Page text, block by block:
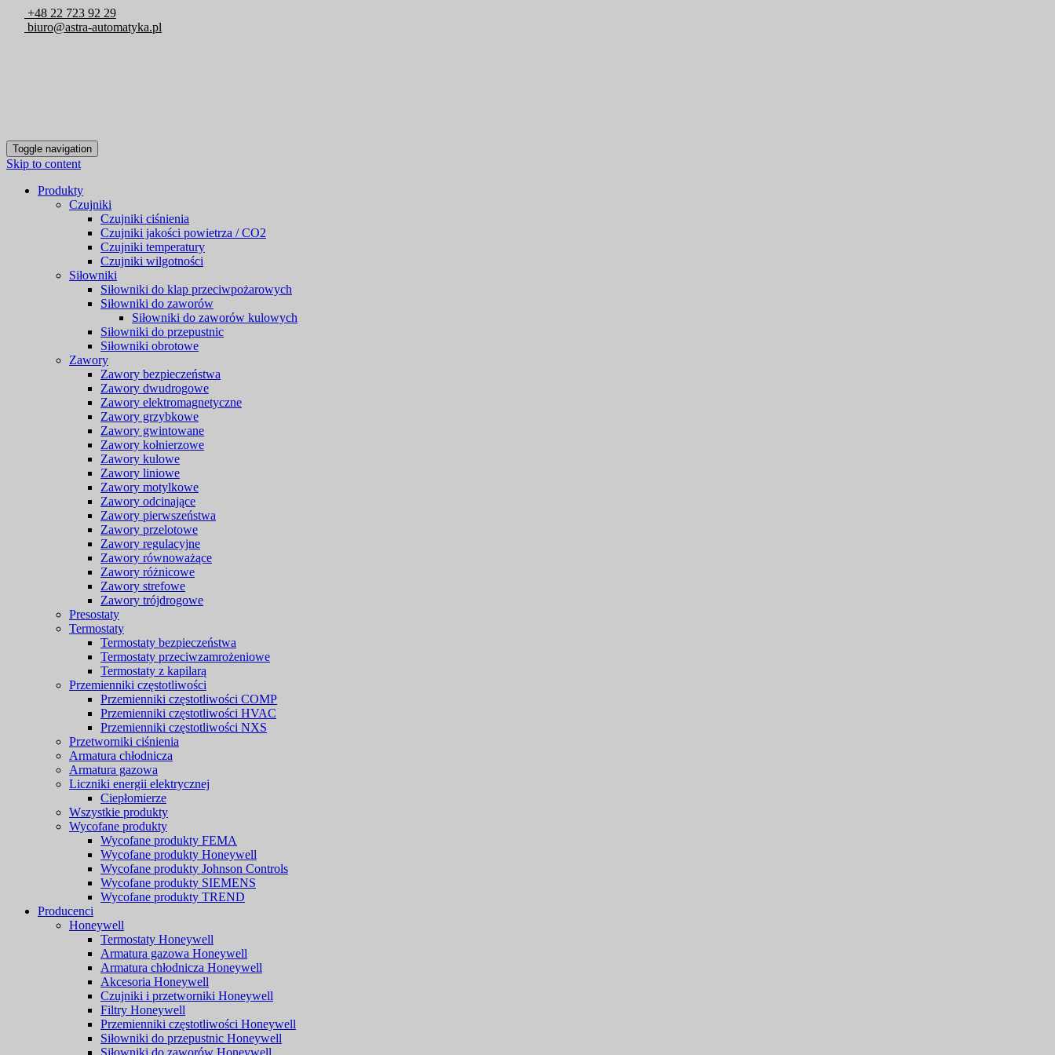
+48 22 723 92 29
biuro@astra-automatyka.pl
Toggle navigation
Skip to content
Produkty
Czujniki
Czujniki ciśnienia
Czujniki jakości powietrza / CO2
Czujniki temperatury
Czujniki wilgotności
Siłowniki
Siłowniki do klap przeciwpożarowych
Siłowniki do zaworów
Siłowniki do zaworów kulowych
Siłowniki do przepustnic
Siłowniki obrotowe
Zawory
Zawory bezpieczeństwa
Zawory dwudrogowe
Zawory elektromagnetyczne
Zawory grzybkowe
Zawory gwintowane
Zawory kołnierzowe
Zawory kulowe
Zawory liniowe
Zawory motylkowe
Zawory odcinające
Zawory pierwszeństwa
Zawory przelotowe
Zawory regulacyjne
Zawory równoważące
Zawory różnicowe
Zawory strefowe
Zawory trójdrogowe
Presostaty
Termostaty
Termostaty bezpieczeństwa
Termostaty przeciwzamrożeniowe
Termostaty z kapilarą
Przemienniki częstotliwości
Przemienniki częstotliwości COMP
Przemienniki częstotliwości HVAC
Przemienniki częstotliwości NXS
Przetworniki ciśnienia
Armatura chłodnicza
Armatura gazowa
Liczniki energii elektrycznej
Ciepłomierze
Wszystkie produkty
Wycofane produkty
Wycofane produkty FEMA
Wycofane produkty Honeywell
Wycofane produkty Johnson Controls
Wycofane produkty SIEMENS
Wycofane produkty TREND
Producenci
Honeywell
Termostaty Honeywell
Armatura gazowa Honeywell
Armatura chłodnicza Honeywell
Akcesoria Honeywell
Czujniki i przetworniki Honeywell
Filtry Honeywell
Przemienniki częstotliwości Honeywell
Siłowniki do przepustnic Honeywell
Siłowniki do zaworów Honeywell